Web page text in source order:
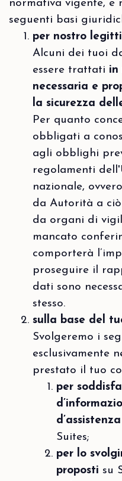
normativa vigente, e
seguenti basi
per nostro
Alcuni dei tuoi
essere trattati in
necessaria e
la sicurezza
Per quanto
obbligati a
agli obblighi
regolamenti
nazionale,
da Autorità a
da organi di
mancato
comporterà
proseguire il
dati sono
stesso.
sulla base del
Svolgeremo i
esclusivamente
prestato il tuo
per
d’assistenza
Suites;
per lo
proposti su